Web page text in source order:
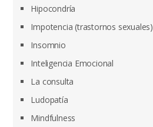
Hipocondría
Impotencia (trastornos sexuales)
Insomnio
Inteligencia Emocional
La consulta
Ludopatía
Mindfulness